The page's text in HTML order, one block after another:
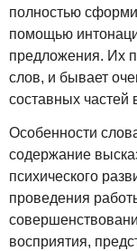
полностью
помощью
предложения. Их
слов, и бывает
составных частей
Особенности
содержание
психического
проведения
восприятия,